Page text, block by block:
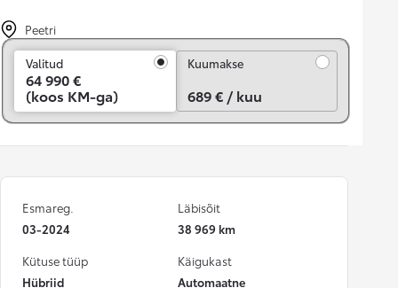
Peetri
Valitud
64 990 €
(koos KM-ga)
Kuumakse
689 € / kuu
Esmareg.
03-2024
Läbisõit
38 969 km
Kütuse tüüp
Hübriid
Käigukast
Automaatne